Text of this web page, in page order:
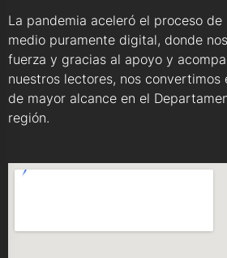
La pandemia aceleró el proceso de
medio puramente digital, donde
fuerza y gracias al apoyo y
nuestros lectores, nos convertimos
de mayor alcance en el
región.